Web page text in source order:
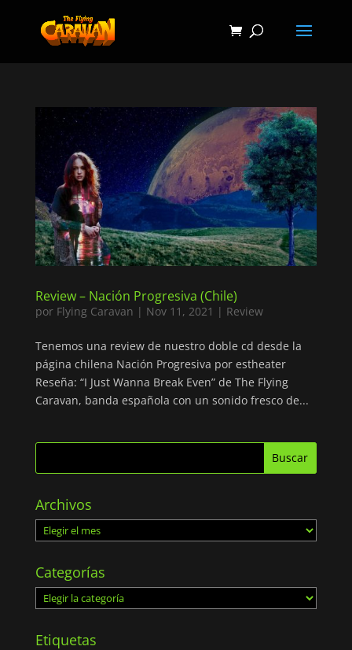
Review – Nación Progresiva (Chile)
por Flying Caravan | Nov 11, 2021 | Review
Tenemos una review de nuestro doble cd desde la
página chilena Nación Progresiva por estheater
Reseña: “I Just Wanna Break Even” de The Flying
Caravan, banda española con un sonido fresco de...
Archivos
Archivos
Categorías
Categorías
Etiquetas